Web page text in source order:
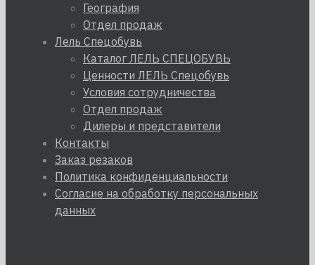
География
Отдел продаж
Лель Спецобувь
Каталог ЛЕЛЬ СПЕЦОБУВЬ
Ценности ЛЕЛЬ Спецобувь
Условия сотрудничества
Отдел продаж
Дилеры и представители
Контакты
Заказ резаков
Политика конфиденциальности
Согласие на обработку персональных
данных